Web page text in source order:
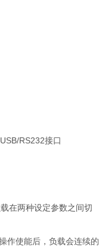
USB/RS232接口
在两种设定参数之间切
作使能后，负载会连续的